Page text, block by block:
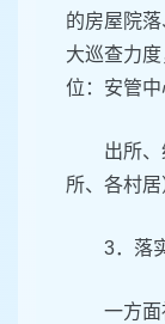
的房屋院
大巡查力
位：安管
出所
所、各村居
3．落
一方